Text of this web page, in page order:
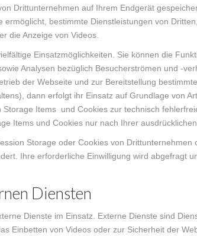
Drittunternehmen auf Ihrem Endgerät
ermöglicht, bestimmte Dienstleistungen von
die Anzeige von Videos.
Einsatzmöglichkeiten. Sie können die
Analysen bezüglich Besucherströmen und -
der Webseite und zur Bereitstellung
dann erfolgt ihr Einsatz auf Grundlage von
Storage Items und Cookies zur technisch
Items und Cookies nur nach Ihrer
Storage oder Cookies von
Ihre erforderliche Einwilligung wird abgefragt
Diensten
Dienste im Einsatz. Externe Dienste sind
Einbetten von Videos oder zur Sicherheit der